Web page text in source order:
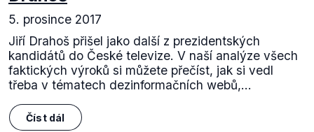
5. prosince 2017
Jiří Drahoš přišel jako další z prezidentských
kandidátů do České televize. V naší analýze všech
faktických výroků si můžete přečíst, jak si vedl
třeba v tématech dezinformačních webů,...
Číst dál